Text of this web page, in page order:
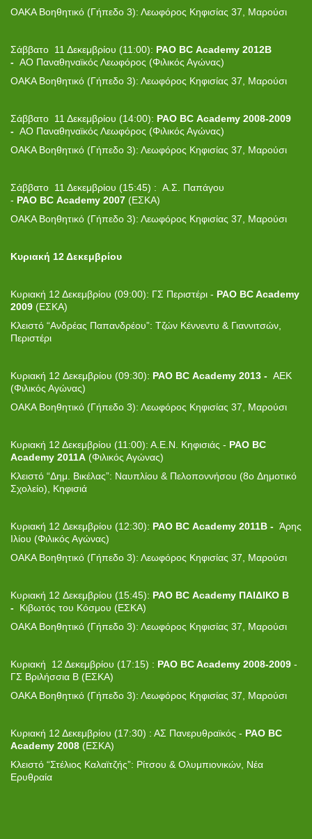
ΟΑΚΑ Βοηθητικό (Γήπεδο 3): Λεωφόρος Κηφισίας 37, Μαρούσι
Σάββατο 11 Δεκεμβρίου (11:00): PAO BC Academy 2012Β
- ΑΟ Παναθηναϊκός Λεωφόρος (Φιλικός Αγώνας)
ΟΑΚΑ Βοηθητικό (Γήπεδο 3): Λεωφόρος Κηφισίας 37, Μαρούσι
Σάββατο 11 Δεκεμβρίου (14:00): PAO BC Academy 2008-2009
- ΑΟ Παναθηναϊκός Λεωφόρος (Φιλικός Αγώνας)
ΟΑΚΑ Βοηθητικό (Γήπεδο 3): Λεωφόρος Κηφισίας 37, Μαρούσι
Σάββατο 11 Δεκεμβρίου (15:45) : Α.Σ. Παπάγου
- PAO BC Academy 2007 (ΕΣΚΑ)
ΟΑΚΑ Βοηθητικό (Γήπεδο 3): Λεωφόρος Κηφισίας 37, Μαρούσι
Κυριακή 12 Δεκεμβρίου
Κυριακή 12 Δεκεμβρίου (09:00): ΓΣ Περιστέρι - PAO BC Academy
2009 (ΕΣΚΑ)
Κλειστό “Ανδρέας Παπανδρέου”: Τζών Κέννεντυ & Γιαννιτσών,
Περιστέρι
Κυριακή 12 Δεκεμβρίου (09:30): PAO BC Academy 2013 - ΑΕΚ
(Φιλικός Αγώνας)
ΟΑΚΑ Βοηθητικό (Γήπεδο 3): Λεωφόρος Κηφισίας 37, Μαρούσι
Κυριακή 12 Δεκεμβρίου (11:00): Α.Ε.Ν. Κηφισιάς - PAO BC
Academy 2011Α (Φιλικός Αγώνας)
Κλειστό “Δημ. Βικέλας”: Ναυπλίου & Πελοποννήσου (8ο Δημοτικό
Σχολείο), Κηφισιά
Κυριακή 12 Δεκεμβρίου (12:30): PAO BC Academy 2011Β - Άρης
Ιλίου (Φιλικός Αγώνας)
ΟΑΚΑ Βοηθητικό (Γήπεδο 3): Λεωφόρος Κηφισίας 37, Μαρούσι
Κυριακή 12 Δεκεμβρίου (15:45): PAO BC Academy ΠΑΙΔΙΚΟ Β
- Κιβωτός του Κόσμου (ΕΣΚΑ)
ΟΑΚΑ Βοηθητικό (Γήπεδο 3): Λεωφόρος Κηφισίας 37, Μαρούσι
Κυριακή 12 Δεκεμβρίου (17:15) : PAO BC Academy 2008-2009 -
ΓΣ Βριλήσσια Β (ΕΣΚΑ)
ΟΑΚΑ Βοηθητικό (Γήπεδο 3): Λεωφόρος Κηφισίας 37, Μαρούσι
Κυριακή 12 Δεκεμβρίου (17:30) : ΑΣ Πανερυθραϊκός - PAO BC
Academy 2008 (ΕΣΚΑ)
Κλειστό “Στέλιος Καλαϊτζής”: Ρίτσου & Ολυμπιονικών, Νέα
Ερυθραία